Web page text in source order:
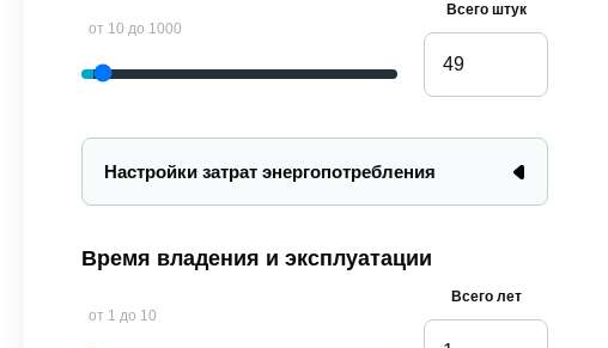
от 10 до 1000
Всего штук
Настройки затрат энергопотребления
Время владения и эксплуатации
от 1 до 10
Всего лет